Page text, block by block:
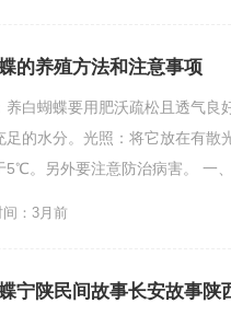
的养殖方法和注意事项
养白蝴蝶要用肥沃疏松且透气良
足的水分。光照：将它放在有
5℃。另外要注意防治病害。 一
：3月前
宁陕民间故事长安故事陕